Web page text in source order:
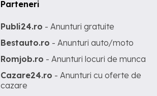
Parteneri
Publi24.ro - Anunturi gratuite
Bestauto.ro - Anunturi auto/moto
Romjob.ro - Anunturi locuri de munca
Cazare24.ro - Anunturi cu oferte de
cazare